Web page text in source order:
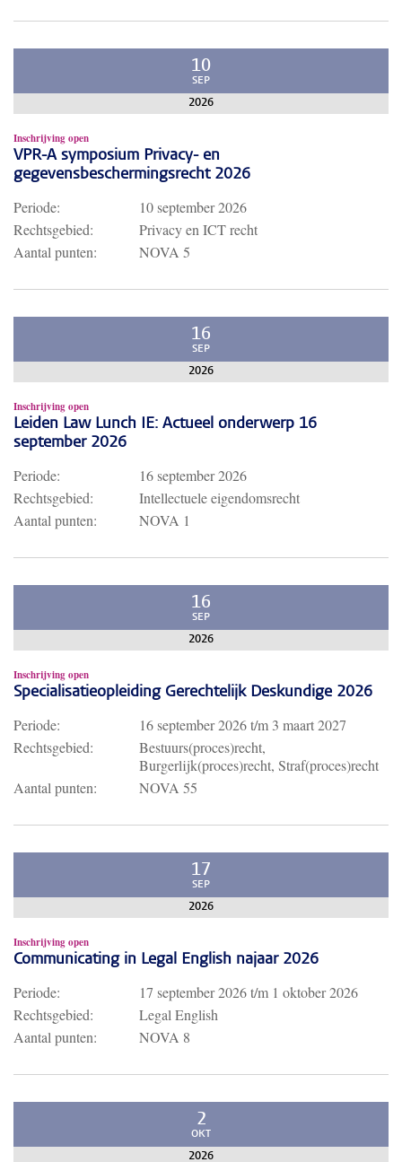
10
SEP
2026
Inschrijving open
VPR-A symposium Privacy- en
gegevensbeschermingsrecht 2026
Periode:
10 september 2026
Rechtsgebied:
Privacy en ICT recht
Aantal punten:
NOVA 5
16
SEP
2026
Inschrijving open
Leiden Law Lunch IE: Actueel onderwerp 16
september 2026
Periode:
16 september 2026
Rechtsgebied:
Intellectuele eigendomsrecht
Aantal punten:
NOVA 1
16
SEP
2026
Inschrijving open
Specialisatieopleiding Gerechtelijk Deskundige 2026
Periode: 16 september 2026t/m 3 maart 2027
Rechtsgebied:
Bestuurs(proces)recht,
Burgerlijk(proces)recht, Straf(proces)recht
Aantal punten:
NOVA 55
17
SEP
2026
Inschrijving open
Communicating in Legal English najaar 2026
Periode: 17 september 2026t/m 1 oktober 2026
Rechtsgebied:
Legal English
Aantal punten:
NOVA 8
2
OKT
2026